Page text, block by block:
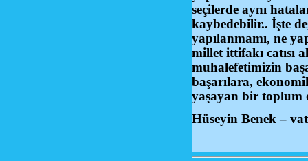
seçilerde aynı
kaybedebilir.. İşte
yapılanmamı, ne
millet ittifakı catısı
muhalefetimizin
başarılara,
yaşayan bir toplum
Hüseyin Benek –